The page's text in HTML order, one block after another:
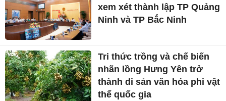
xem xét thành lập TP Quảng
Ninh và TP Bắc Ninh
Tri thức trồng và chế biến
nhãn lồng Hưng Yên trở
thành di sản văn hóa phi vật
thể quốc gia